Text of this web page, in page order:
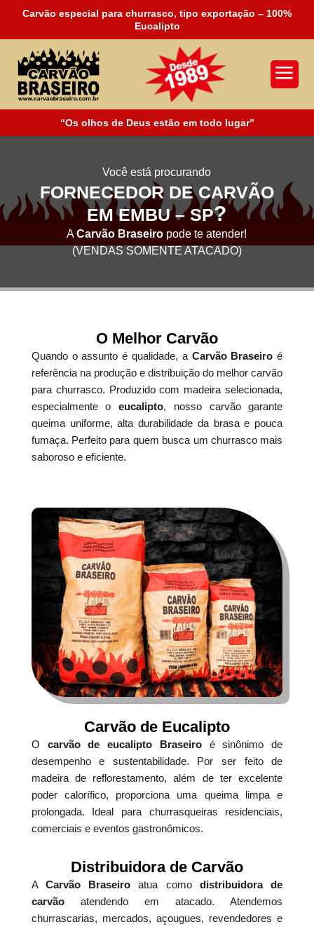
Carvão especial para churrasco, tipo exportação – 100%
Eucalipto
a
“Os olhos de Deus estão em todo lugar”
Você está procurando
FORNECEDOR DE CARVÃO
EM EMBU – SP?
ACarvão Braseiro pode te atender!
(VENDAS SOMENTE ATACADO)
O Melhor Carvão
Quando o assunto é qualidade, a Carvão Braseiro é
referência na produção e distribuição do melhor carvão
para churrasco. Produzido com madeira selecionada,
especialmente oeucalipto, nosso carvão garante
queima uniforme, alta durabilidade da brasa e pouca
fumaça. Perfeito para quem busca um churrasco mais
saboroso e eficiente.
Carvão de Eucalipto
O carvão de eucalipto Braseiroé sinônimo de
desempenho e sustentabilidade. Por ser feito de
madeira de reflorestamento, além de ter excelente
poder calorífico, proporciona uma queima limpa e
prolongada. Ideal para churrasqueiras residenciais,
comerciais e eventos gastronômicos.
Distribuidora de Carvão
ACarvão Braseiro atua como distribuidora de
carvãoatendendo em atacado. Atendemos
churrascarias, mercados, açougues, revendedores e